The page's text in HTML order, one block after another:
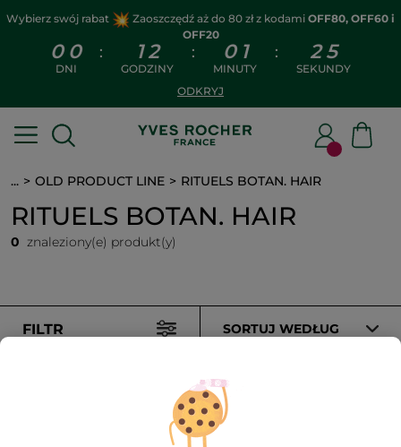
Wybierz swój rabat Zaoszczędź aż do 80 zł z kodami OFF80, OFF60 i
OFF20
0 0
DNI
: 1 2
GODZINY
: 0 1
MINUTY
: 2 5
SEKUNDY
ODKRYJ
... OLD PRODUCT LINE RITUELS BOTAN. HAIR
RITUELS BOTAN. HAIR
0 znaleziony(e) produkt(y)
FILTR SORTUJ WEDŁUG